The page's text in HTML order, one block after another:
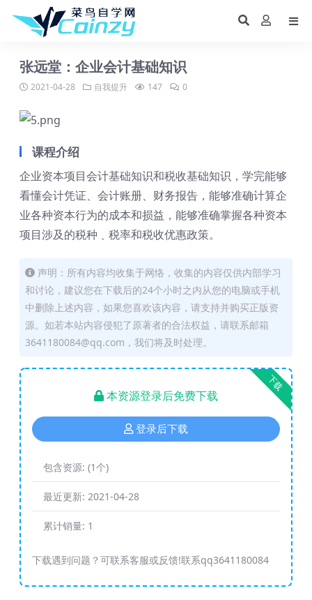
张远堂：企业会计基础知识
2021-04-28 自我提升 147 0
课程介绍
企业资本项目会计基础知识和税收基础知识，学完能够
看懂会计凭证、会计账册、财务报告，能够准确计算企
业各种资本行为的成本和损益，能够准确掌握各种资本
项目涉及的税种﹑税率和税收优惠政策。
声明：所有内容均收集于网络，收集的内容仅供内部学习
和讨论，建议您在下载后的24个小时之内从您的电脑或手机
中删除上述内容，如果您喜欢该内容，请支持并购买正版资
源。如若本站内容侵犯了原著者的合法权益，请联系邮箱
3641180084@qq.com，我们将及时处理。
下载
本资源登录后免费下载
登录后下载
包含资源: (1个)
最近更新: 2021-04-28
累计销量: 1
下载遇到问题？可联系客服或反馈!联系qq3641180084